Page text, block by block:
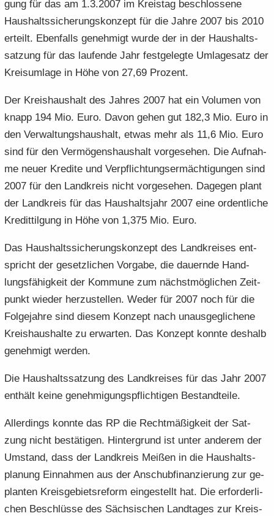
n
­
d
v
i
­
g
a
t
i
o
n
o
n
i
­
o
e
n
­
d
v
i
­
g
t
i
o
n
t
i
­
n
gung für das am 1.3.2007 im Kreis­tag be­schlos­se­ne
Haus­halts­si­che­rungs­kon­zept für die Jahre 2007 bis 2010
er­teilt. Eben­falls ge­neh­migt wurde der in der Haus­halts­
sat­zung für das lau­fen­de Jahr fest­ge­leg­te Um­la­ge­satz der
Kreis­um­la­ge in Höhe von 27,69 Pro­zent.
Der Kreis­haus­halt des Jah­res 2007 hat ein Vo­lu­men von
knapp 194 Mio. Euro. Davon gehen gut 182,3 Mio. Euro in
den Ver­wal­tungs­haus­halt, etwas mehr als 11,6 Mio. Euro
sind für den Ver­mö­gens­haus­halt vor­ge­se­hen. Die Auf­nah­
me neuer Kre­di­te und Ver­pflich­tungs­er­mäch­ti­gun­gen sind
2007 für den Land­kreis nicht vor­ge­se­hen. Da­ge­gen plant
der Land­kreis für das Haus­halts­jahr 2007 eine or­dent­li­che
Kre­dit­til­gung in Höhe von 1,375 Mio. Euro.
Das Haus­halts­si­che­rungs­kon­zept des Land­krei­ses ent­
spricht der ge­setz­li­chen Vor­ga­be, die dau­ern­de Hand­
lungs­fä­hig­keit der Kom­mu­ne zum nächst­mög­li­chen Zeit­
punkt wie­der her­zu­stel­len. Weder für 2007 noch für die
Fol­ge­jah­re sind die­sem Kon­zept nach un­aus­ge­gli­che­ne
Kreis­haus­hal­te zu er­war­ten. Das Kon­zept konn­te des­halb
ge­neh­migt wer­den.
Die Haus­halts­sat­zung des Land­krei­ses für das Jahr 2007
ent­hält keine ge­neh­mi­gungs­pflich­ti­gen Be­stand­tei­le.
Al­ler­dings konn­te das RP die Recht­mä­ßig­keit der Sat­
zung nicht be­stä­ti­gen. Hin­ter­grund ist unter an­de­rem der
Um­stand, dass der Land­kreis Mei­ßen in die Haus­halts­
pla­nung Ein­nah­men aus der An­schub­fi­nan­zie­rung zur ge­
plan­ten Kreis­ge­biets­re­form ein­ge­stellt hat. Die er­for­der­li­
chen Be­schlüs­se des Säch­si­schen Land­ta­ges zur Kreis­
a
­
t
­